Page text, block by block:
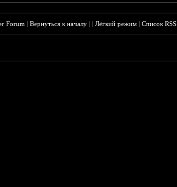
Forum |Вернуться к началу ||Лёгкий режим |Список RSS